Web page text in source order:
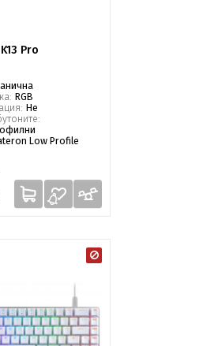
Pro
RGB
Не
Low Profile